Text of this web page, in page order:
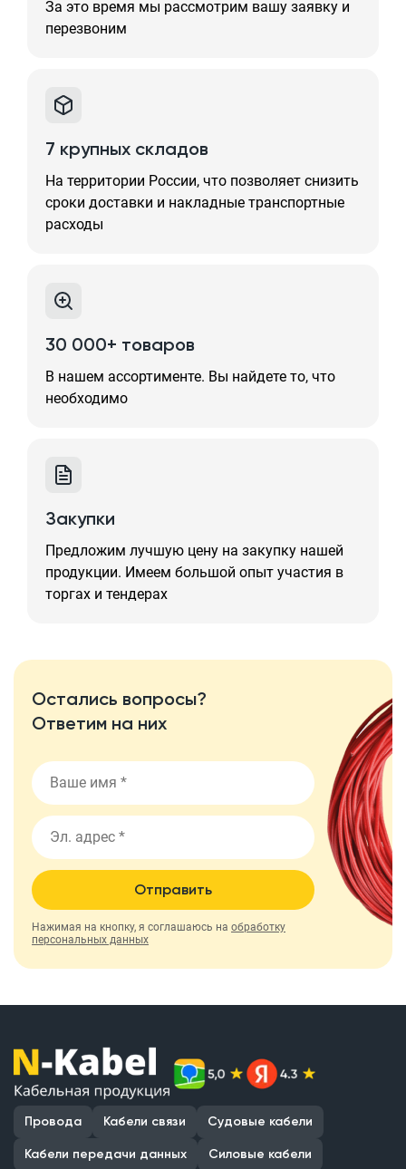
За это время мы рассмотрим вашу заявку и
перезвоним
7 крупных складов
На территории России, что позволяет снизить
сроки доставки и накладные транспортные
расходы
30 000+ товаров
В нашем ассортименте. Вы найдете то, что
необходимо
Закупки
Предложим лучшую цену на закупку нашей
продукции. Имеем большой опыт участия в
торгах и тендерах
Остались вопросы?
Ответим на них
Отправить
Нажимая на кнопку, я соглашаюсь на обработку
персональных данных
Провода Кабели связи Судовые кабели
Кабели передачи данных Силовые кабели